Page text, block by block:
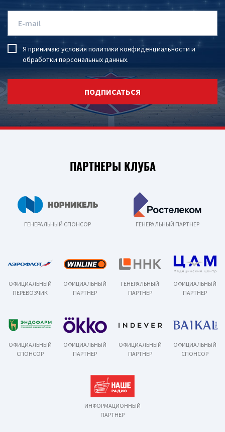
Я принимаю условия политики конфиденциальности и
обработки персональных данных.
ПОДПИСАТЬСЯ
ПАРТНЕРЫ КЛУБА
ГЕНЕРАЛЬНЫЙ СПОНСОР ГЕНЕРАЛЬНЫЙ ПАРТНЕР
ОФИЦИАЛЬНЫЙ
ПЕРЕВОЗЧИК
ОФИЦИАЛЬНЫЙ
ПАРТНЕР
ГЕНЕРАЛЬНЫЙ
ПАРТНЕР
ОФИЦИАЛЬНЫЙ
ПАРТНЕР
ОФИЦИАЛЬНЫЙ
СПОНСОР
ОФИЦИАЛЬНЫЙ
ПАРТНЕР
ОФИЦИАЛЬНЫЙ
ПАРТНЕР
ОФИЦИАЛЬНЫЙ
СПОНСОР
ИНФОРМАЦИОННЫЙ
ПАРТНЕР